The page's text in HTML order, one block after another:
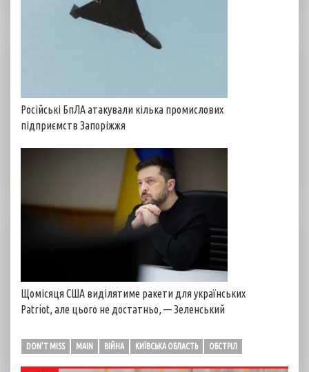
Російські БпЛА атакували кілька промислових
підприємств Запоріжжя
Щомісяця США виділятиме ракети для українських
Patriot, але цього не достатньо, — Зеленський
DON'T MISS MAIN ВІЙНА КИЇВСЬКА ОБЛАСТЬ ОБСТРІЛ